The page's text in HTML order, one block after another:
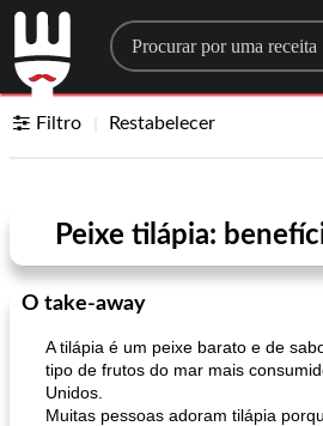
Search for a
Filtro Restabelecer
Peixe tilápia:
O take-away
A tilápia é um peixe barato e de
tipo de frutos do mar mais
Unidos.
Muitas pessoas adoram tilápia